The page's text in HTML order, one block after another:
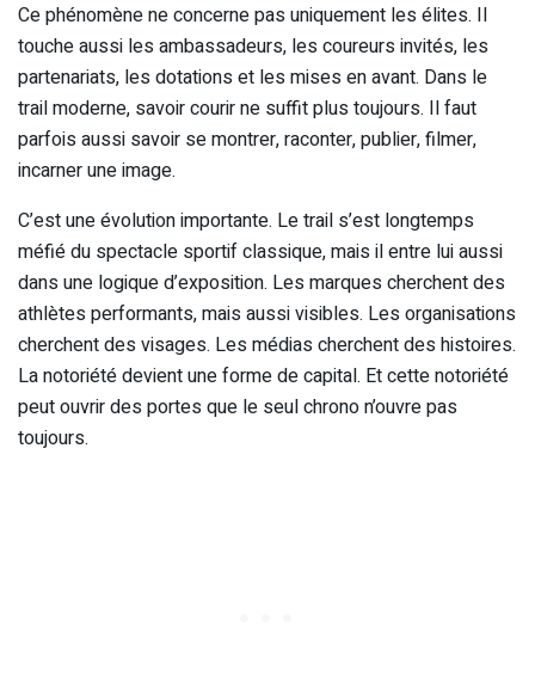
Ce phénomène ne concerne pas uniquement les élites. Il
touche aussi les ambassadeurs, les coureurs invités, les
partenariats, les dotations et les mises en avant. Dans le
trail moderne, savoir courir ne suffit plus toujours. Il faut
parfois aussi savoir se montrer, raconter, publier, filmer,
incarner une image.
C’est une évolution importante. Le trail s’est longtemps
méfié du spectacle sportif classique, mais il entre lui aussi
dans une logique d’exposition. Les marques cherchent des
athlètes performants, mais aussi visibles. Les organisations
cherchent des visages. Les médias cherchent des histoires.
La notoriété devient une forme de capital. Et cette notoriété
peut ouvrir des portes que le seul chrono n’ouvre pas
toujours.